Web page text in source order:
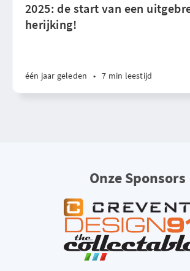
2025: de start van een
herijking!
één jaar geleden • 7 min leestijd
Onze Sponsors